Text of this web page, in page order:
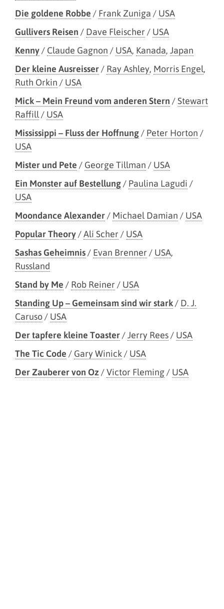
Die goldene Robbe / Frank Zuniga / USA
Gullivers Reisen / Dave Fleischer / USA
Kenny/ Claude Gagnon / USA, Kanada, Japan
Der kleine Ausreisser/ Ray Ashley, Morris Engel,
Ruth Orkin / USA
Mick – Mein Freund vom anderen Stern /Stewart
Raffill/ USA
Mississippi – Fluss der Hoffnung/ Peter Horton /
USA
Mister und Pete / George Tillman / USA
Ein Monster auf Bestellung/ Paulina Lagudi /
USA
Moondance Alexander/ Michael Damian / USA
Popular Theory/Ali Scher / USA
Sashas Geheimnis/ Evan Brenner / USA,
Russland
Stand by Me / Rob Reiner / USA
Standing Up – Gemeinsam sind wir stark/ D. J.
Caruso/ USA
Der tapfere kleine Toaster/Jerry Rees/ USA
The Tic Code / Gary Winick / USA
Der Zauberer von Oz /Victor Fleming/ USA